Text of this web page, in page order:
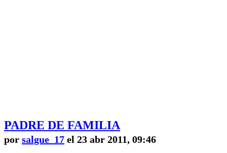
PADRE DE FAMILIA
por salgue_17 el 23 abr 2011, 09:46